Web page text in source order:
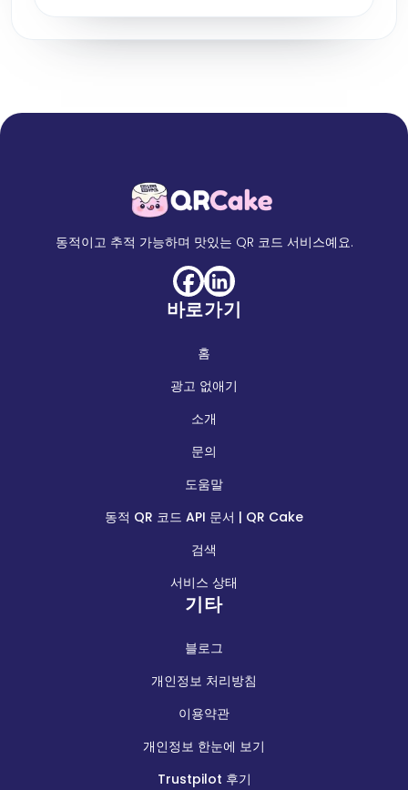
동적이고 추적 가능하며 맛있는 QR 코드 서비스예요.
바로가기
홈
광고 없애기
소개
문의
도움말
동적 QR 코드 API 문서 | QR Cake
검색
서비스 상태
기타
블로그
개인정보 처리방침
이용약관
개인정보 한눈에 보기
Trustpilot 후기